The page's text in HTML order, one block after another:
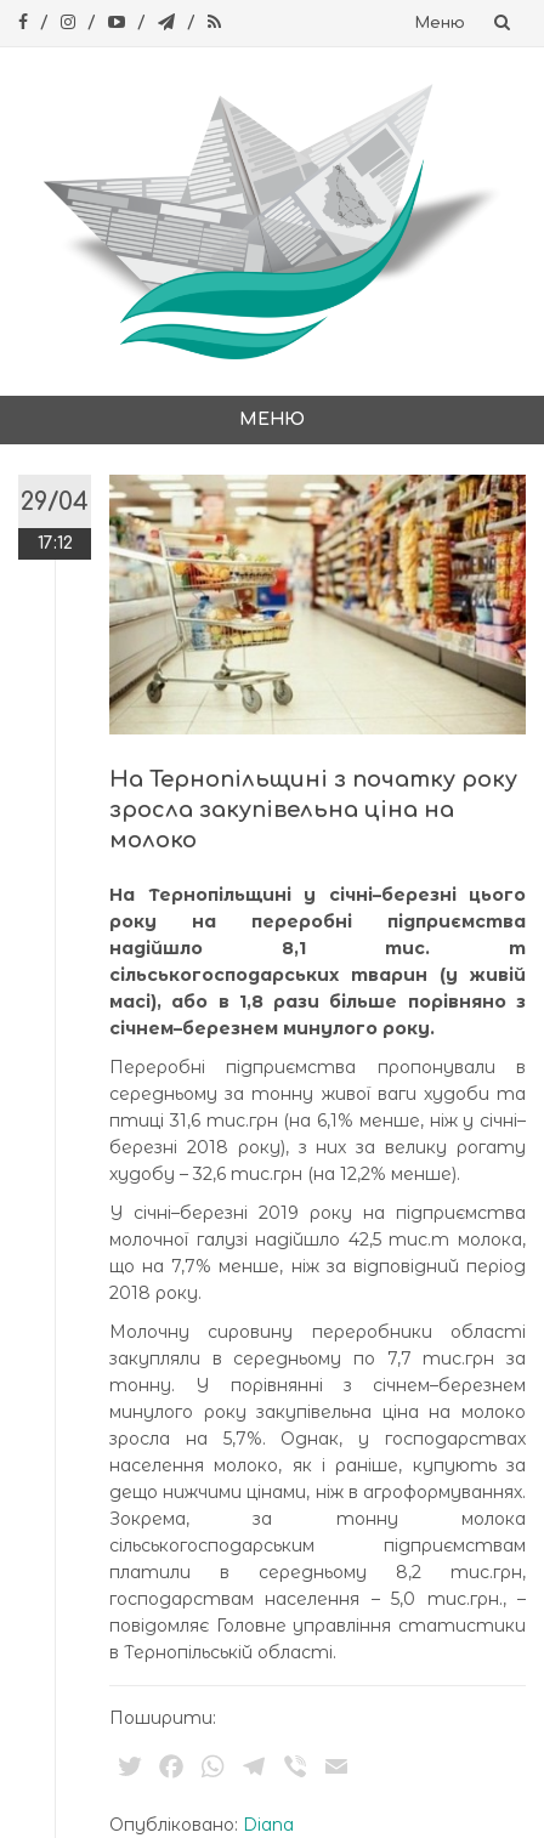
Меню
МЕНЮ
content
29/04
17:12
На Тернопільщині з початку року
зросла закупівельна ціна на
молоко
На Тернопільщині у січні–березні цього
року на переробні підприємства
надійшло 8,1 тис. т
сільськогосподарських тварин (у живій
масі), або в 1,8 рази більше порівняно з
січнем–березнем минулого року.
Переробні підприємства пропонували в
середньому за тонну живої ваги худоби та
птиці 31,6 тис.грн (на 6,1% менше, ніж у січні–
березні 2018 року), з них за велику рогату
худобу – 32,6 тис.грн (на 12,2% менше).
У січні–березні 2019 року на підприємства
молочної галузі надійшло 42,5 тис.т молока,
що на 7,7% менше, ніж за відповідний період
2018 року.
Молочну сировину переробники області
закупляли в середньому по 7,7 тис.грн за
тонну. У порівнянні з січнем–березнем
минулого року закупівельна ціна на молоко
зросла на 5,7%. Однак, у господарствах
населення молоко, як і раніше, купують за
дещо нижчими цінами, ніж в агроформуваннях.
Зокрема, за тонну молока
сільськогосподарським підприємствам
платили в середньому 8,2 тис.грн,
господарствам населення – 5,0 тис.грн., –
повідомляє Головне управління статистики
в Тернопільській області.
Поширити:
TwitterFacebookWhatsApp
Telegram
Viber
Опубліковано: Diana